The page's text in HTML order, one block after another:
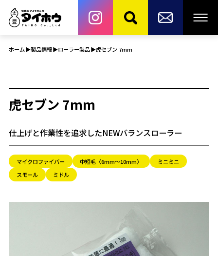
ホーム 製品情報 ローラー製品 虎セブン 7mm
虎セブン 7mm
仕上げと作業性を追求したNEWバランスローラー
マイクロファイバー 中短毛〈6mm～10mm〉
ミニミニ
スモール
ミドル